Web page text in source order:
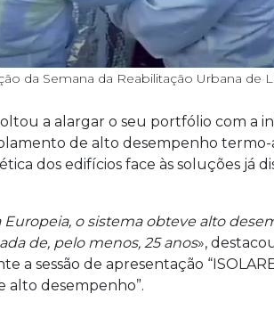
da Semana da Reabilitação Urbana de
a alargar o seu portfólio com a
de alto desempenho
dos edifícios face às soluções já
o sistema obteve alto
de, pelo menos, 25 anos»,
a sessão de apresentação
alto desempenho”.